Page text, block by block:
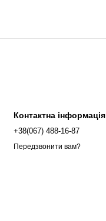
Контактна інформація
+38(067) 488-16-87
Передзвонити вам?